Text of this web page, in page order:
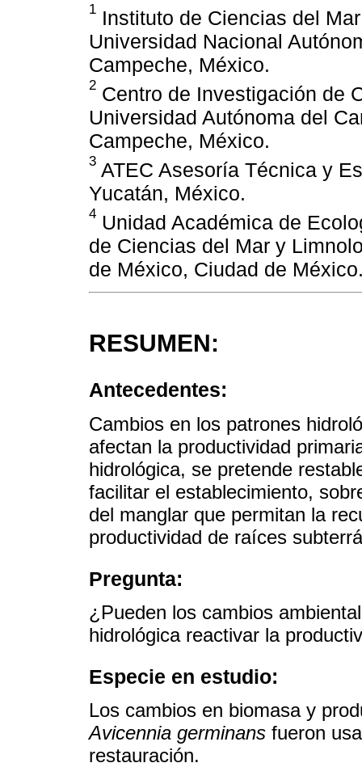
1 Instituto de Ciencias del
Universidad Nacional
Campeche, México.
2 Centro de Investigación de
Universidad Autónoma del
Campeche, México.
3 ATEC Asesoría Técnica y
Yucatán, México.
4 Unidad Académica de
de Ciencias del Mar y
de México, Ciudad de
RESUMEN:
Antecedentes:
Cambios en los patrones
afectan la productividad
hidrológica, se pretende
facilitar el establecimiento,
del manglar que permitan la
productividad de raíces
Pregunta:
¿Pueden los cambios
hidrológica reactivar la
Especie en estudio:
Los cambios en biomasa y
Avicennia germinans fueron
restauración.